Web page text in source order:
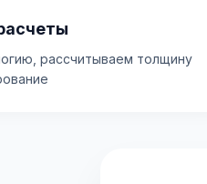
рассчитываем толщину